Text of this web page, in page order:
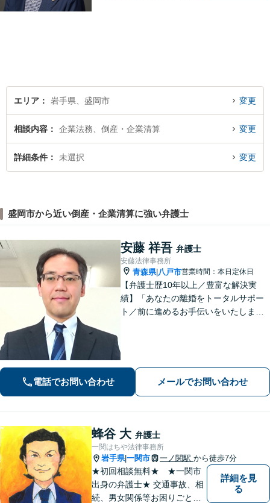
応可】
エリア 岩手県、盛岡市 変更
相談内容 企業法務、倒産・企業清算 変更
詳細条件 未選択 変更
盛岡市から近い倒産・企業清算に強い弁護士
安藤 祥吾 弁護士
安藤法律事務所
青森県| 八戸市営業時間：本日定休日
【弁護士歴10年以上／豊富な解決実
績】「あなたの離婚をトータルサポー
ト／前に進めるお手伝いをいたしま
電話でお問い合わせ メールでお問い合わせ
蜂谷 大 弁護士
一関はちや法律事務所
岩手県|一関市 一ノ関駅 から徒歩7分
★初回相談無料★ ★一関市
出身の弁護士★ 交通事故、相
続、男女関係等お困りごとが
詳細を見
る